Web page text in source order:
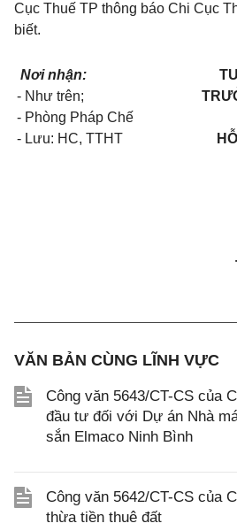
Cục Thuế TP thông báo Chi Cục
biết.
Nơi nhận:
- Như trên;
- Phòng Pháp Chế
- Lưu: HC, TTHT
VĂN BẢN CÙNG LĨNH VỰC
Công văn 5643/CT-CS của
đầu tư đối với Dự án Nhà
sắn Elmaco Ninh Bình
Công văn 5642/CT-CS của
thừa tiền thuê đất